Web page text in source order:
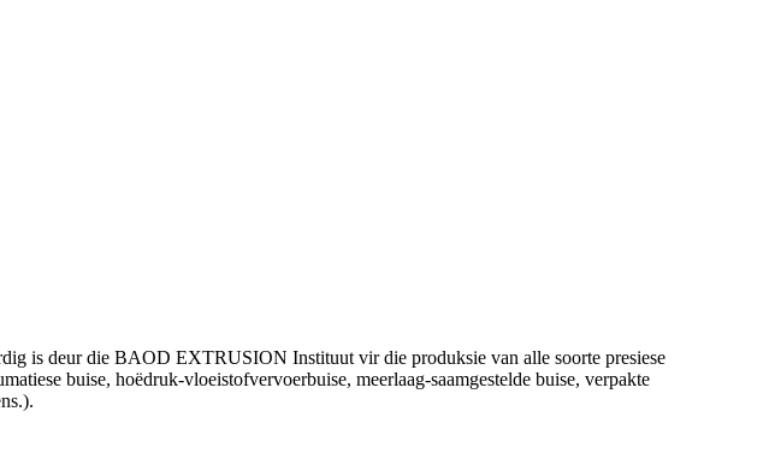
is deur die BAOD EXTRUSION Instituut vir die produksie van alle soorte presiese
buise, hoëdruk-vloeistofvervoerbuise, meerlaag-saamgestelde buise, verpakte